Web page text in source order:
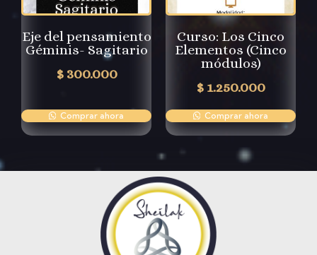
Eje del pensamiento
Géminis- Sagitario
$300.000
Comprar ahora
Curso: Los Cinco
Elementos (Cinco
módulos)
$ 1.250.000
Comprar ahora